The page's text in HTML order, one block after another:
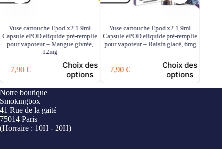
Vuse cartouche Epod x2 1.9ml
Capsule ePOD eliquide pré-remplie
pour vapoteur – Mangue givrée,
12mg
7,90€
Choix des
options
Vuse cartouche Epod x2 1.9ml
Capsule ePOD eliquide pré-remplie
pour vapoteur – Raisin glacé, 6mg
7,90€
Choix des
options
Notre boutique
Smokingbox
41 Rue de la gaité
75014 Paris
(Horraire : 10H - 20H)